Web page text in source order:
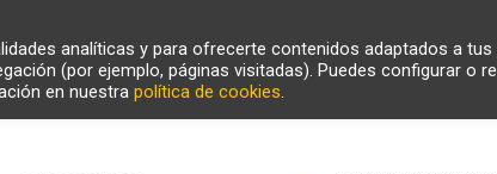
analíticas y para ofrecerte contenidos adaptados a
(por ejemplo, páginas visitadas). Puedes configurar o
en nuestra política de cookies.